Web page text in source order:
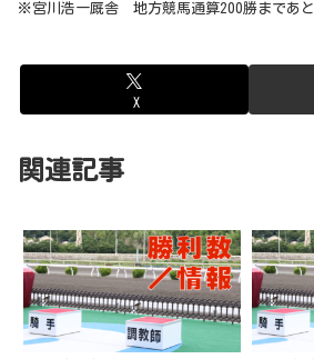
※宮川浩一厩舎 地方競馬通算200勝まであと
X
関連記事